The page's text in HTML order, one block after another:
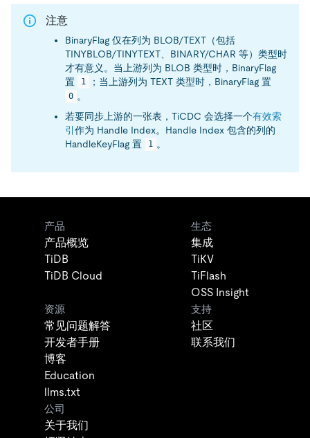
注意
BinaryFlag 仅在列为 BLOB/TEXT（包括
TINYBLOB/TINYTEXT、BINARY/CHAR 等）类型时
才有意义。当上游列为 BLOB 类型时，BinaryFlag
置
1 ；当上游列为 TEXT 类型时，BinaryFlag 置
0 。
若要同步上游的一张表，TiCDC 会选择一个有效索
引 作为 Handle Index。Handle Index 包含的列的
HandleKeyFlag 置
1 。
产品
产品概览
TiDB
TiDB Cloud
生态
集成
TiKV
TiFlash
OSS Insight
资源
常见问题解答
开发者手册
博客
Education
llms.txt
支持
社区
联系我们
公司
关于我们